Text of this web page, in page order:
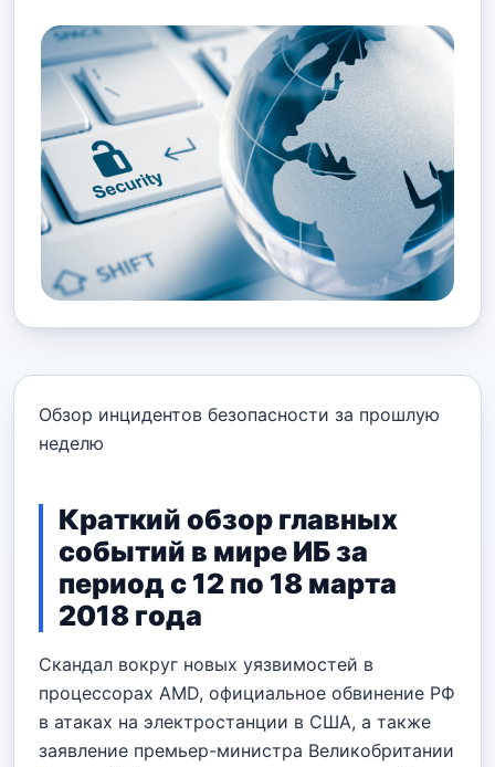
Обзор инцидентов безопасности за прошлую
неделю
Краткий обзор главных
событий в мире ИБ за
период с 12 по 18 марта
2018 года
Скандал вокруг новых уязвимостей в
процессорах AMD, официальное обвинение РФ
в атаках на электростанции в США, а также
заявление премьер-министра Великобритании